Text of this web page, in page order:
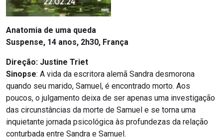
Anatomia de uma queda
Suspense, 14 anos, 2h30, França
Direção: Justine Triet
Sinopse: A vida da escritora alemã Sandra desmorona
quando seu marido, Samuel, é encontrado morto. Aos
poucos, o julgamento deixa de ser apenas uma investigação
das circunstâncias da morte de Samuel e se torna uma
inquietante jornada psicológica às profundezas da relação
conturbada entre Sandra e Samuel.